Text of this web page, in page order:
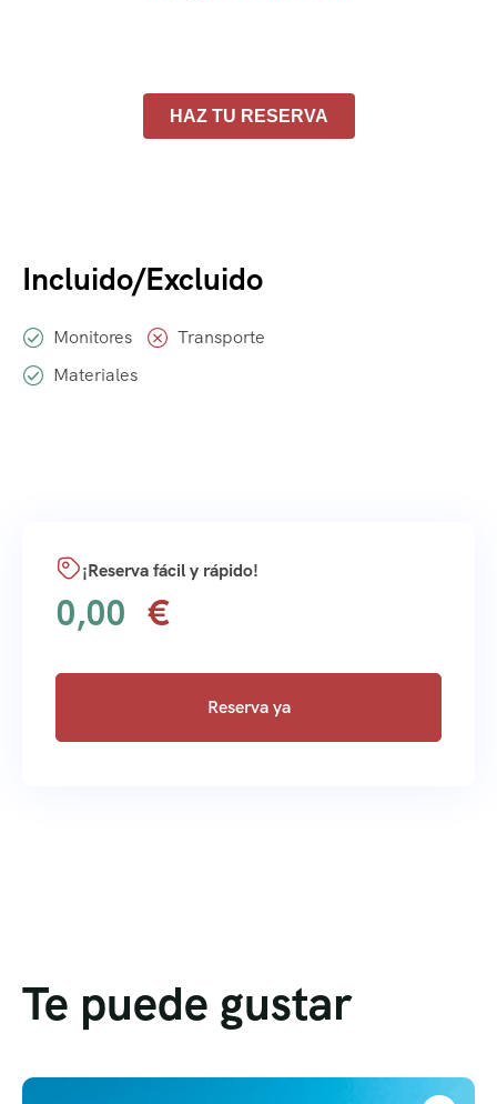
HAZ TU RESERVA
Incluido/Excluido
Monitores
Materiales
Transporte
¡Reserva fácil y rápido!
0,00
Reserva ya
Te puede gustar